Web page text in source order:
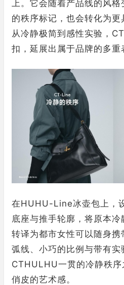
上。它会随着产品线的风格
的秩序标记，也会转化为更
从冷静极简到感性实验，
扣，延展出属于品牌的多重
在HUHU-Line冰壶包上，
底座与推手轮廓，将原本冷
转译为都市女性可以随身
弧线、小巧的比例与带有实
CTHULHU一贯的冷静秩序
俏皮的艺术感。